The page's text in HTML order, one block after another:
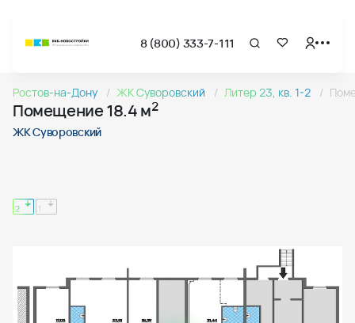
8 (800) 333-7-111
Цены на помещения цокольного этажа в ЖК
Помещение 18.4 м квадратных в ЖК Суворовский
Помещение 18.4 м квадратных в ЖК Суворовский
Ростов-на-Дону ЖК Суворовский Литер 23, кв. 1-2
Помещение 18.4 м2
ЖК Суворовский